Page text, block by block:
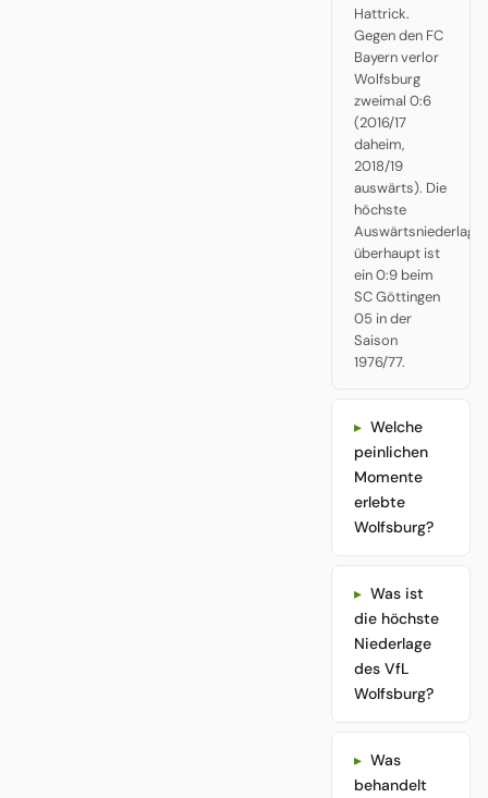
Hattrick.
Gegen den FC
Bayern verlor
Wolfsburg
zweimal 0:6
(2016/17
daheim,
2018/19
auswärts). Die
höchste
Auswärtsniederlage
überhaupt ist
ein 0:9 beim
SC Göttingen
05 in der
Saison
1976/77.
Welche
peinlichen
Momente
erlebte
Wolfsburg?
Was ist
die höchste
Niederlage
des VfL
Wolfsburg?
Was
behandelt